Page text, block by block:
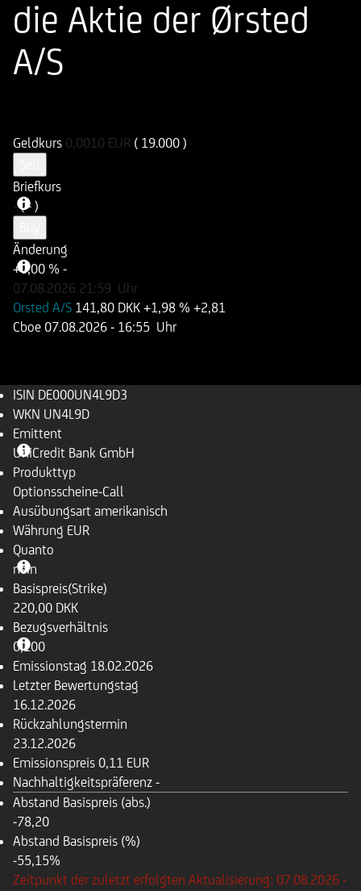
die Aktie der Ørsted
A/S
Geldkurs 0,0010 EUR ( 19.000 )
Briefkurs
- ( - )
Änderung
+0,00 % -
07.08.2026 21:59 Uhr
Orsted A/S 141,80 DKK +1,98 % +2,81
Cboe 07.08.2026 - 16:55 Uhr
ISIN DE000UN4L9D3
WKN UN4L9D
Emittent
UniCredit Bank GmbH
Produkttyp
Optionsscheine-Call
Ausübungsart amerikanisch
Währung EUR
Quanto
nein
Basispreis(Strike)
220,00 DKK
Bezugsverhältnis
0,100
Emissionstag 18.02.2026
Letzter Bewertungstag
16.12.2026
Rückzahlungstermin
23.12.2026
Emissionspreis 0,11 EUR
Nachhaltigkeitspräferenz -
Abstand Basispreis (abs.)
-78,20
Abstand Basispreis (%)
-55,15%
Zeitpunkt der zuletzt erfolgten Aktualisierung: 07.08.2026 -